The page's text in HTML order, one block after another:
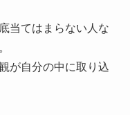
当てはまらない人な
が自分の中に取り込